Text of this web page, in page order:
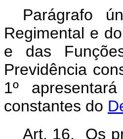
Parágrafo
Regimental e
e das
Previdência
1º
constantes do
Art. 16. Os